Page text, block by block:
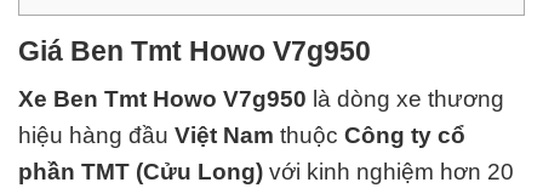
Giá Ben Tmt Howo V7g950
Xe Ben Tmt Howo V7g950 là dòng xe thương
hiệu hàng đầu Việt Nam thuộc Công ty cổ
phần TMT (Cửu Long) với kinh nghiệm hơn 20